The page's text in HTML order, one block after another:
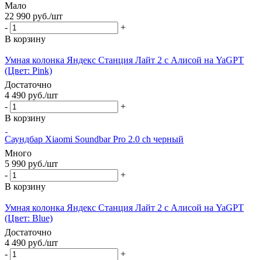
Мало
22 990 руб./шт
-
+
В корзину
Умная колонка Яндекс Станция Лайт 2 c Алисой на YaGPT
(Цвет: Pink)
Достаточно
4 490 руб./шт
-
+
В корзину
Саундбар Xiaomi Soundbar Pro 2.0 ch черный
Много
5 990 руб./шт
-
+
В корзину
Умная колонка Яндекс Станция Лайт 2 c Алисой на YaGPT
(Цвет: Blue)
Достаточно
4 490 руб./шт
-
+